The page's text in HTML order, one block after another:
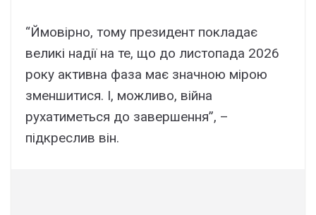
“Ймовірно, тому президент покладає
великі надії на те, що до листопада 2026
року активна фаза має значною мірою
зменшитися. І, можливо, війна
рухатиметься до завершення”, –
підкреслив він.